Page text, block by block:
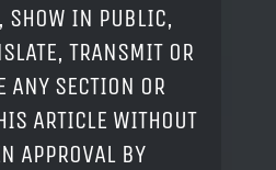
SHOW IN PUBLIC,
TRANSMIT OR
ANY SECTION OR
ARTICLE WITHOUT
APPROVAL BY